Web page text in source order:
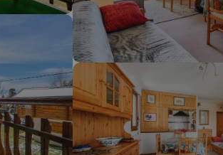
égaré. Dès qu'il aura retrouvé sa boussole,